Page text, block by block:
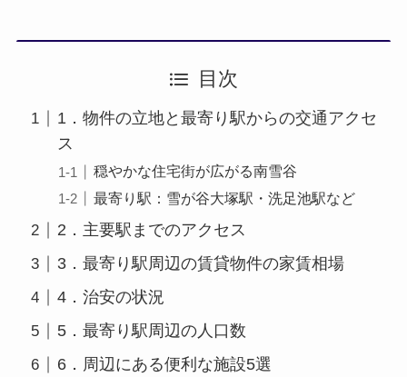
目次
1．物件の立地と最寄り駅からの交通アクセ
ス
穏やかな住宅街が広がる南雪谷
最寄り駅：雪が谷大塚駅・洗足池駅など
2．主要駅までのアクセス
3．最寄り駅周辺の賃貸物件の家賃相場
4．治安の状況
5．最寄り駅周辺の人口数
6．周辺にある便利な施設5選